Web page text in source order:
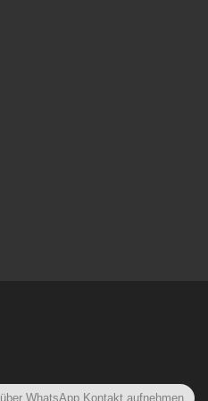
über WhatsApp Kontakt aufnehmen